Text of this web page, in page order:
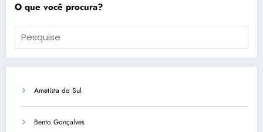
O que você procura?
Ametista do Sul
Bento Gonçalves